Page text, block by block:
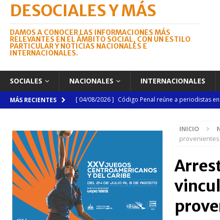
DESOCIALES Y MÁS
DAMOS A CONOCER LAS INFORMACIONES MÁS
RELEVANTES EN EL ÁMBITO SOCIAL, CON UN ESTILO
PARTICULAR Y NOTICIAS NACIONALES E
INTERNACIONALES.
SOCIALES NACIONALES INTERNACIONALES
MÁS RECIENTES [ 04/08/2026 ] Código Penal reúne a periodistas
[ 04/08/2026 ] Arritmia puede explicar por qué el
[ 04/08/2026 ]
[ 04/08/2026 ] Migración somete a la justicia a
NACIONALES
[ 06/08/2026 ]
Mujer reportada como
en la avenida Las Américas
NACIONALES
INICIO